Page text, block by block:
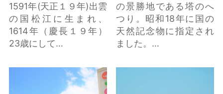
1591年(天正１９年)出雲
の国松江に生まれ、
1614年（慶長１９年）
23歳にして…
の景勝地である塔のへ
つり。昭和18年に国の
天然記念物に指定され
ました。…
南相馬鹿島サービスエ
リア利活用拠点施設